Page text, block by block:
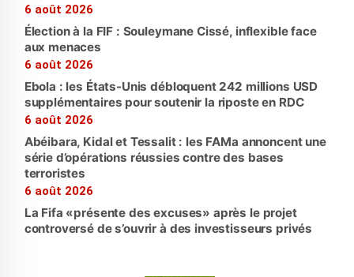
6 août 2026
Élection à la FIF : Souleymane Cissé, inflexible face
aux menaces
6 août 2026
Ebola : les États-Unis débloquent 242 millions USD
supplémentaires pour soutenir la riposte en RDC
6 août 2026
Abéibara, Kidal et Tessalit : les FAMa annoncent une
série d’opérations réussies contre des bases
terroristes
6 août 2026
La Fifa «présente des excuses» après le projet
controversé de s’ouvrir à des investisseurs privés